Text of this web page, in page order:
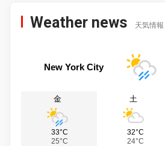
Weather news 天気情報
New York City
金
33°C
25°C
土
32°C
24°C